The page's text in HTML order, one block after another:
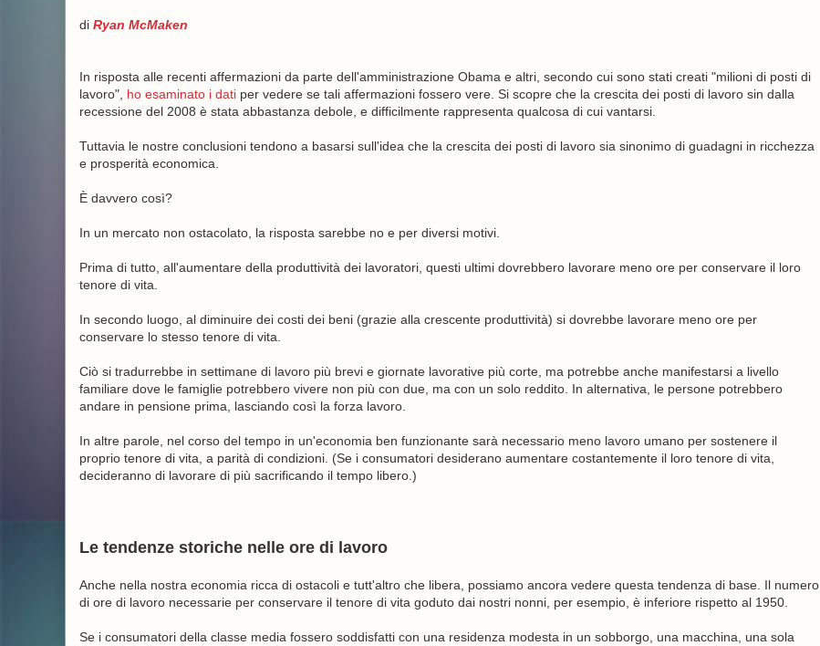
di Ryan McMaken
In risposta alle recenti affermazioni da parte dell'amministrazione Obama e altri, secondo cui sono stati creati "milioni di posti di
lavoro", ho esaminato i datiper vedere se tali affermazioni fossero vere. Si scopre che la crescita dei posti di lavoro sin dalla
recessione del 2008 è stata abbastanza debole, e difficilmente rappresenta qualcosa di cui vantarsi.
Tuttavia le nostre conclusioni tendono a basarsi sull'idea che la crescita dei posti di lavoro sia sinonimo di guadagni in ricchezza
e prosperità economica.
È davvero così?
In un mercato non ostacolato, la risposta sarebbe no e per diversi motivi.
Prima di tutto, all'aumentare della produttività dei lavoratori, questi ultimi dovrebbero lavorare meno ore per conservare il loro
tenore di vita.
In secondo luogo, al diminuire dei costi dei beni (grazie alla crescente produttività) si dovrebbe lavorare meno ore per
conservare lo stesso tenore di vita.
Ciò si tradurrebbe in settimane di lavoro più brevi e giornate lavorative più corte, ma potrebbe anche manifestarsi a livello
familiare dove le famiglie potrebbero vivere non più con due, ma con un solo reddito. In alternativa, le persone potrebbero
andare in pensione prima, lasciando così la forza lavoro.
In altre parole, nel corso del tempo in un'economia ben funzionante sarà necessario meno lavoro umano per sostenere il
proprio tenore di vita, a parità di condizioni. (Se i consumatori desiderano aumentare costantemente il loro tenore di vita,
decideranno di lavorare di più sacrificando il tempo libero.)
Le tendenze storiche nelle ore di lavoro
Anche nella nostra economia ricca di ostacoli e tutt'altro che libera, possiamo ancora vedere questa tendenza di base. Il numero
di ore di lavoro necessarie per conservare il tenore di vita goduto dai nostri nonni, per esempio, è inferiore rispetto al 1950.
Se i consumatori della classe media fossero soddisfatti con una residenza modesta in un sobborgo, una macchina, una sola